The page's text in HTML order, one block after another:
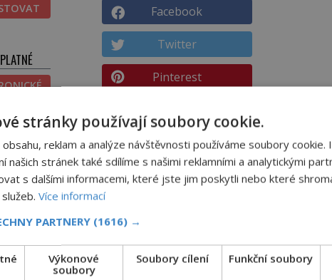
Facebook
Twitter
Pinterest
DALŠÍ ČLÁNEK
Spouštěč schizofrenie? Marihuana!
Příběhy slavných koktejlů: Kde se vzal
stránky používají soubory cookie.
obsahu, reklam a analýze návštěvnosti používáme soubory cookie.
našich stránek také sdílíme s našimi reklamními a analytickými
s dalšími informacemi, které jste jim poskytli nebo které
Více informací
PARTNERY (1616) →
Výkonové
soubory
Soubory cílení Funkční soubory